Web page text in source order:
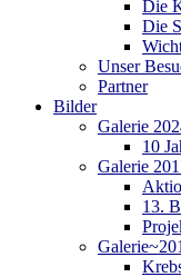
Die
Die
Unser
Partner
Bilder
Galerie
10
Galerie
13.